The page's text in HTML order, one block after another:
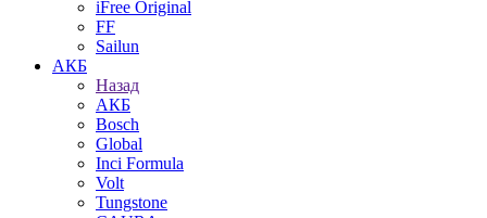
iFree Original
FF
Sailun
АКБ
Назад
АКБ
Bosch
Global
Inci Formula
Volt
Tungstone